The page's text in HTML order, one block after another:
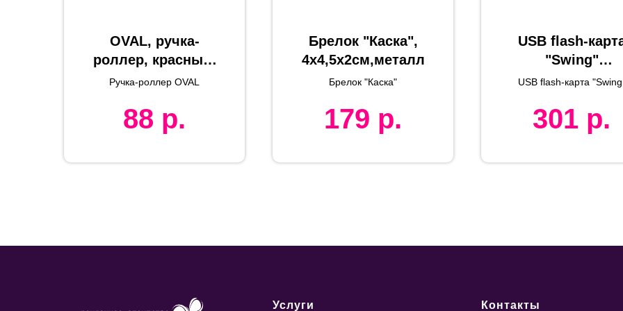
OVAL, ручка-
роллер, красный/
черный, металл
Ручка-роллер OVAL
88 р.
Брелок "Каска",
4х4,5х2см,металл
Брелок "Каска"
179 р.
USB flash-
"Swing"
тик
USB flash-карта "Swing"
301 р.
Услуги Контакты